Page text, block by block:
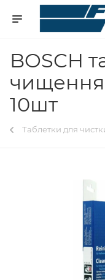
BOSCH
чищення
10шт
Таблетки для